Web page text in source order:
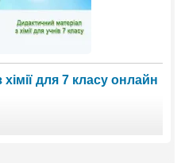
для 7 класу онлайн